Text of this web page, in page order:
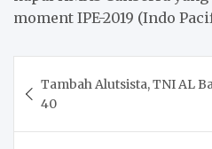
moment IPE-2019 (Indo
navigation
Tambah Alutsista, TNI AL
40